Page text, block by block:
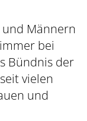
und Männern
bei
Bündnis der
vielen
und